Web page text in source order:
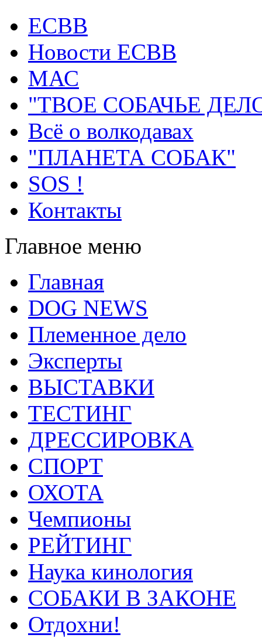
ECВB
Новости ЕСВВ
МАС
"ТВОЕ СОБАЧЬЕ
Всё о волкодавах
"ПЛАНЕТА СОБАК"
SOS !
Контакты
Главное меню
Главная
DOG NEWS
Племенное дело
Эксперты
ВЫСТАВКИ
ТЕСТИНГ
ДРЕССИРОВКА
СПОРТ
ОХОТА
Чемпионы
РЕЙТИНГ
Наука кинология
СОБАКИ В ЗАКОНЕ
Отдохни!